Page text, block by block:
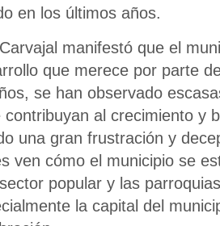
en los últimos años.
manifestó que el
que merece por parte
se han observado
contribuyan al crecimiento y
una gran frustración y
ven cómo el municipio se
popular y las
la capital del